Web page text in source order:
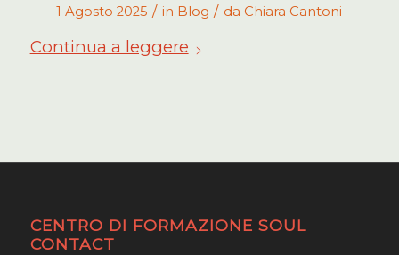
1 Agosto 2025 / in Blog / da Chiara Cantoni
Continua a leggere
CENTRO DI FORMAZIONE SOUL
CONTACT